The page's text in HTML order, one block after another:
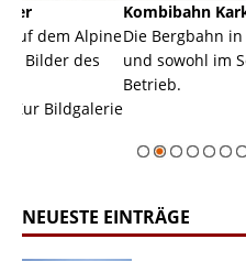
Kombibahn Karkogel -
Die Bergbahn in Abtenau ist
und sowohl im Sommer als
NEUESTE EINTRÄGE